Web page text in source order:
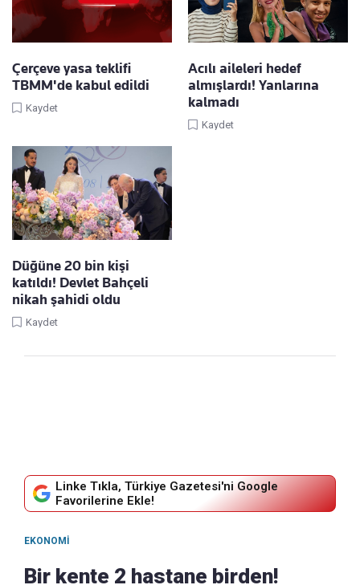
Çerçeve yasa teklifi
TBMM'de kabul edildi
Kaydet
Acılı aileleri hedef
almışlardı! Yanlarına
kalmadı
Kaydet
Düğüne 20 bin kişi
katıldı! Devlet Bahçeli
nikah şahidi oldu
Kaydet
Linke Tıkla, Türkiye Gazetesi'ni Google
Favorilerine Ekle!
EKONOMI
Bir kente 2 hastane birden!